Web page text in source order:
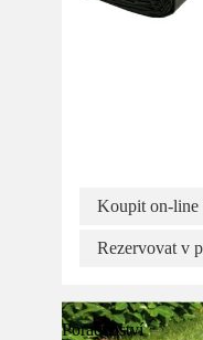
Koupit on-line
Rezervovat v
Poradenství